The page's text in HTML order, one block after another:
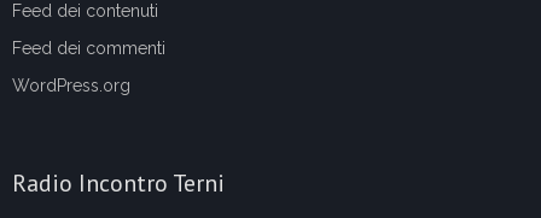
Feed dei contenuti
Feed dei commenti
WordPress.org
Radio Incontro Terni